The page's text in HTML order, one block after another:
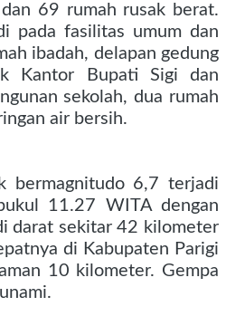
69 rumah rusak berat.
pada fasilitas umum dan
ibadah, delapan gedung
Kantor Bupati Sigi dan
sekolah, dua rumah
air bersih.
bermagnitudo 6,7 terjadi
11.27 WITA dengan
darat sekitar 42 kilometer
di Kabupaten Parigi
10 kilometer. Gempa